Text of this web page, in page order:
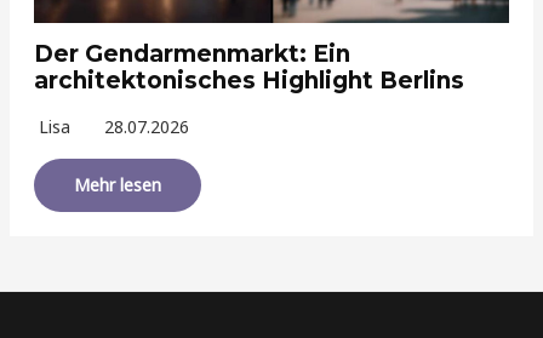
Der Gendarmenmarkt: Ein
architektonisches Highlight Berlins
Lisa 28.07.2026
Mehr lesen